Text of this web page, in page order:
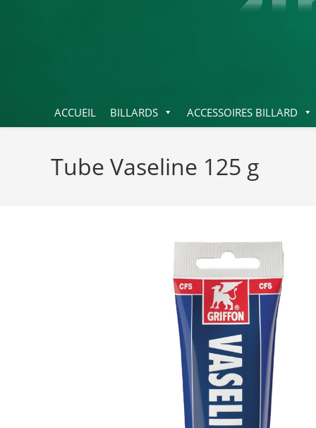
ACCUEIL BILLARDS ACCESSOIRES BILLARD
Tube Vaseline 125 g